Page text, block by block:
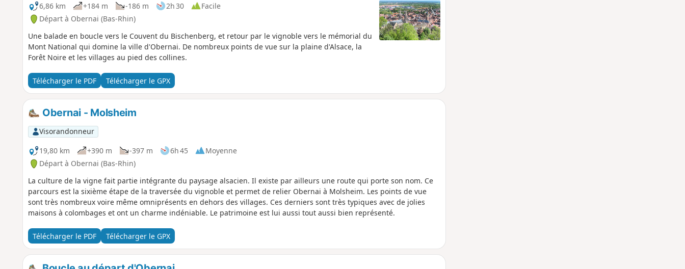
6,86 km
+184 m -186 m 2h 30
Facile
Départ à Obernai (Bas-Rhin)
Une balade en boucle vers le Couvent du Bischenberg, et retour par le vignoble vers le mémorial du
Mont National qui domine la ville d'Obernai. De nombreux points de vue sur la plaine d'Alsace, la
Forêt Noire et les villages au pied des collines.
Télécharger le PDF Télécharger le GPX
Obernai - Molsheim
Visorandonneur
19,80 km
+390 m -397 m 6h 45
Moyenne
Départ à Obernai (Bas-Rhin)
La culture de la vigne fait partie intégrante du paysage alsacien. Il existe par ailleurs une route qui porte son nom. Ce
parcours est la sixième étape de la traversée du vignoble et permet de relier Obernai à Molsheim. Les points de vue
sont très nombreux voire même omniprésents en dehors des villages. Ces derniers sont très typiques avec de jolies
maisons à colombages et ont un charme indéniable. Le patrimoine est lui aussi tout aussi bien représenté.
Télécharger le PDF Télécharger le GPX